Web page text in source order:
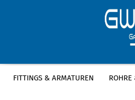
FITTINGS & ARMATUREN ROHRE